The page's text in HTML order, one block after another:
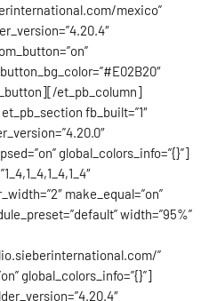
mexico”
et_pb_column]
fb_built=”1″
global_colors_info=”{}”]
make_equal=”on”
width=”95%”
”
global_colors_info=”{}”]